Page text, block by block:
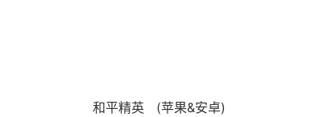
和平精英 (苹果&安卓)